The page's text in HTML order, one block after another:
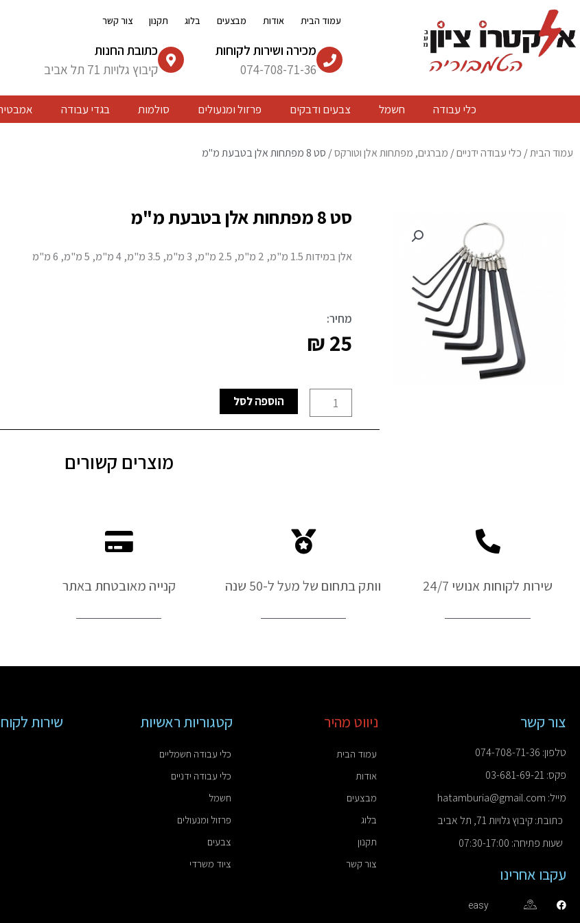
לתוכן
עמוד הבית אודות מבצעים בלוג תקנון צור קשר
מכירה ושירות לקוחות
074-708-71-36
כתובת החנות
קיבוץ גלויות 71 תל אביב
כלי עבודה חשמל צבעים ודבקים פרזול ומנעולים סולמות בגדי עבודה
עמוד הבית/ כלי עבודה ידניים/ מברגים, מפתחות אלן וטורקס/ סט 8 מפתחות אלן בטבעת מ"מ
סט 8 מפתחות אלן בטבעת מ"מ
אלן במידות 1.5 מ"מ, 2 מ"מ, 2.5 מ"מ, 3 מ"מ, 3.5 מ"מ, 4 מ"מ, 5 מ"מ, 6 מ"מ
מחיר:
₪25
כמות
של
הוספה לסל
מוצרים קשורים
שירות לקוחות אנושי 24/7 וותק בתחום של מעל ל-50 שנה קנייה מאובטחת באתר
צור קשר
טלפון: 074-708-71-36
פקס: 03-681-69-21
מייל: hatamburia@gmail.com
כתובת: קיבוץ גלויות 71, תל אביב
שעות פתיחה: 07:30-17:00
עקבו אחרינו
easy
ניווט מהיר
עמוד הבית
אודות
מבצעים
בלוג
תקנון
צור קשר
קטגוריות ראשיות
כלי עבודה חשמליים
כלי עבודה ידניים
חשמל
פרזול ומנעולים
צבעים
ציוד משרדי
שירות